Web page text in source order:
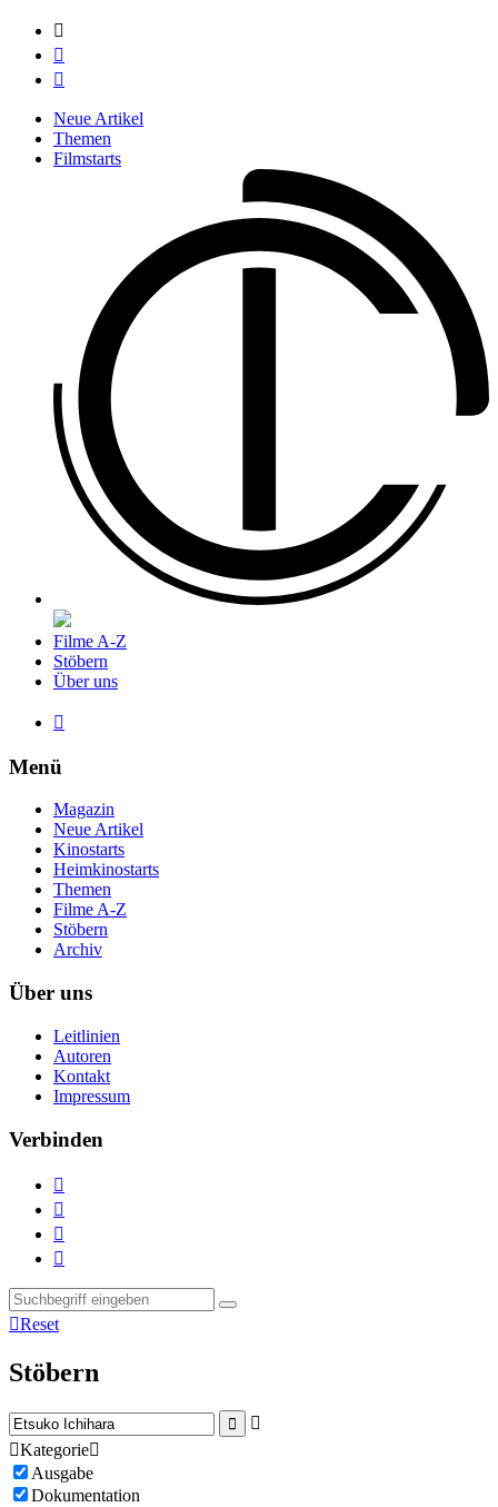



Neue Artikel
Themen
Filmstarts
Filme A-Z
Stöbern
Über uns

Menü
Magazin
Neue Artikel
Kinostarts
Heimkinostarts
Themen
Filme A-Z
Stöbern
Archiv
Über uns
Leitlinien
Autoren
Kontakt
Impressum
Verbinden




Reset
Stöbern


Kategorie
Ausgabe
Dokumentation